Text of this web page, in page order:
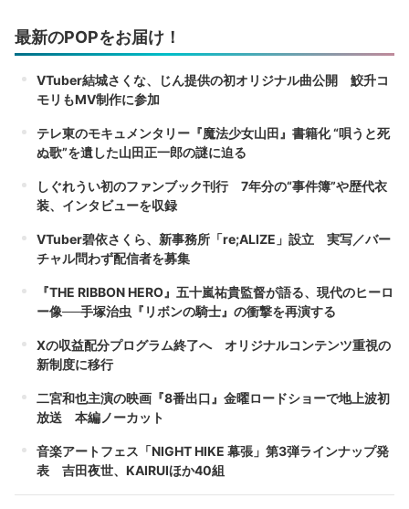
最新のPOPをお届け！
VTuber結城さくな、じん提供の初オリジナル曲公開 鮫升コ
モリもMV制作に参加
テレ東のモキュメンタリー『魔法少女山田』書籍化 “唄うと死
ぬ歌”を遺した山田正一郎の謎に迫る
しぐれうい初のファンブック刊行 7年分の“事件簿”や歴代衣
装、インタビューを収録
VTuber碧依さくら、新事務所「re;ALIZE」設立 実写／バー
チャル問わず配信者を募集
『THE RIBBON HERO』五十嵐祐貴監督が語る、現代のヒーロ
ー像──手塚治虫『リボンの騎士』の衝撃を再演する
Xの収益配分プログラム終了へ オリジナルコンテンツ重視の
新制度に移行
二宮和也主演の映画『8番出口』金曜ロードショーで地上波初
放送 本編ノーカット
音楽アートフェス「NIGHT HIKE 幕張」第3弾ラインナップ発
表 吉田夜世、KAIRUIほか40組